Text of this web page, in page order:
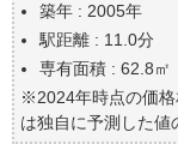
エリアの将来
自分の年収で
築年 : 2005年
駅距離 : 11.0分
専有面積 : 62.8㎡
※2024年時点の価格
は独自に予測した値